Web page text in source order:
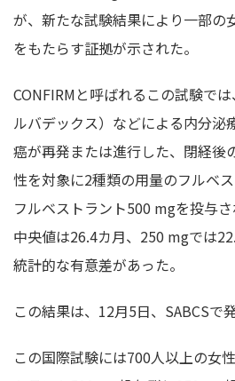
が、新たな試験結果により一部の
をもたらす証拠が示された。
CONFIRMと呼ばれるこの試験では、
ルバデックス）などによる内分泌
癌が再発または進行した、閉経後
性を対象に2種類の用量のフルベ
フルベストラント500 mgを投与
中央値は26.4カ月、250 mgでは
統計的な有意差があった。
この結果は、12月5日、SABCSで
この国際試験には700人以上の女